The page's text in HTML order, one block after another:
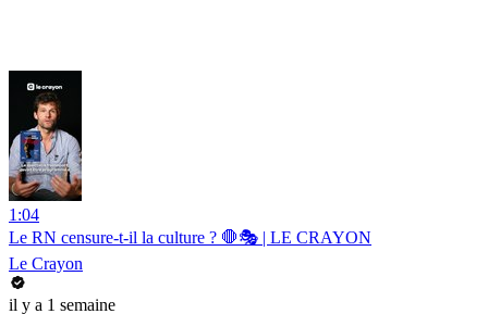
1:04
Le RN censure-t-il la culture ? 🛑🎭 | LE CRAYON
Le Crayon
il y a 1 semaine